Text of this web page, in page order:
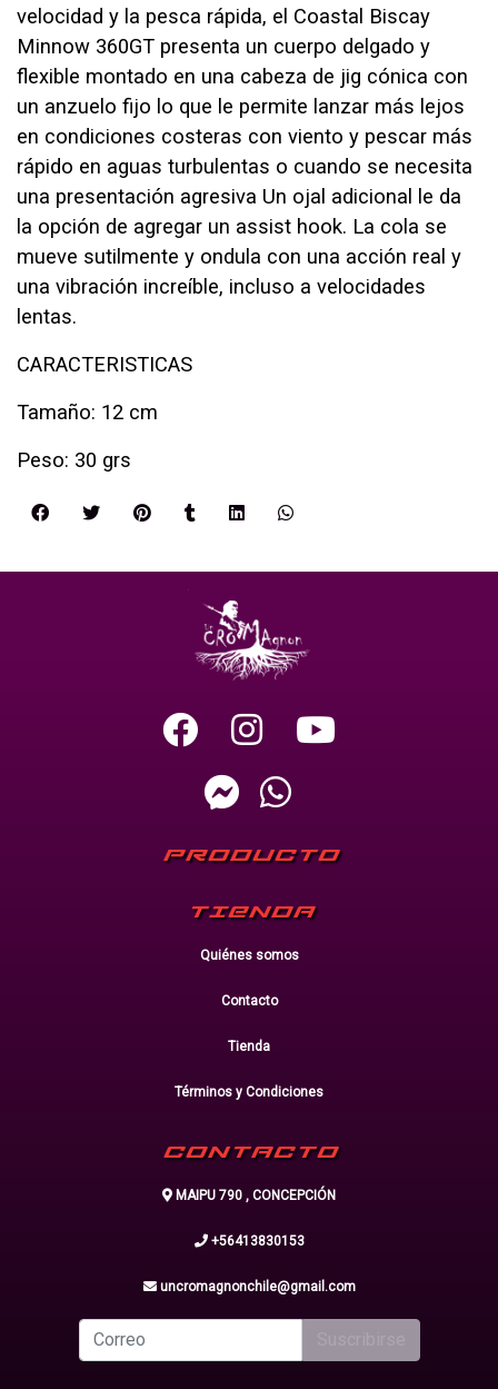
velocidad y la pesca rápida, el Coastal Biscay
Minnow 360GT presenta un cuerpo delgado y
flexible montado en una cabeza de jig cónica con
un anzuelo fijo lo que le permite lanzar más lejos
en condiciones costeras con viento y pescar más
rápido en aguas turbulentas o cuando se necesita
una presentación agresiva Un ojal adicional le da
la opción de agregar un assist hook. La cola se
mueve sutilmente y ondula con una acción real y
una vibración increíble, incluso a velocidades
lentas.
CARACTERISTICAS
Tamaño: 12 cm
Peso: 30 grs
PRODUCTO
TIENDA
Quiénes somos
Contacto
Tienda
Términos y Condiciones
CONTACTO
MAIPU 790 , CONCEPCIÓN
+56413830153
uncromagnonchile@gmail.com